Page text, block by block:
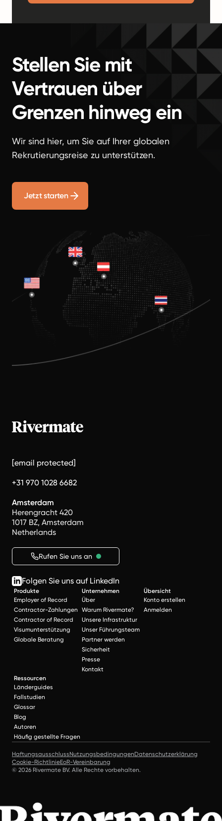
Stellen Sie mit
Vertrauen über
Grenzen hinweg ein
Wir sind hier, um Sie auf Ihrer globalen
Rekrutierungsreise zu unterstützen.
Jetzt starten
[email protected]
+31 970 1028 6682
Amsterdam
Herengracht 420
1017 BZ, Amsterdam
Netherlands
Rufen Sie uns an
Folgen Sie uns auf LinkedIn
Produkte
Employer of Record
Contractor-Zahlungen
Contractor of Record
Visumunterstützung
Globale Beratung
Unternehmen
Über
Warum Rivermate?
Unsere Infrastruktur
Unser Führungsteam
Partner werden
Sicherheit
Presse
Kontakt
Übersicht
Konto erstellen
Anmelden
Ressourcen
Länderguides
Fallstudien
Glossar
Blog
Autoren
Häufig gestellte Fragen
HaftungsausschlussNutzungsbedingungenDatenschutzerklärung
Cookie-RichtlinieEoR-Vereinbarung
© 2026 Rivermate BV. Alle Rechte vorbehalten.